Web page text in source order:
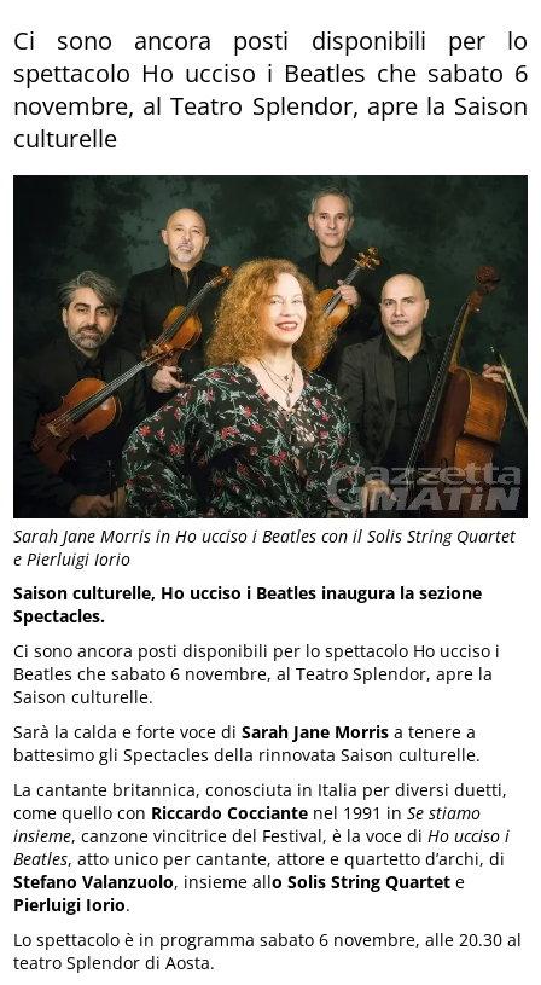
Sarah Jane Morris in Ho ucciso i Beatles con il Solis String Quartet
e Pierluigi Iorio
Ci sono ancora posti disponibili per lo
spettacolo Ho ucciso i Beatles che sabato 6
novembre, al Teatro Splendor, apre la Saison
culturelle
Saison culturelle, Ho ucciso i Beatles inaugura la sezione
Spectacles.
Ci sono ancora posti disponibili per lo spettacolo Ho ucciso i
Beatles che sabato 6 novembre, al Teatro Splendor, apre la
Saison culturelle.
Sarà la calda e forte voce diSarah Jane Morris a tenere a
battesimo gli Spectacles della rinnovata Saison culturelle.
La cantante britannica, conosciuta in Italia per diversi duetti,
come quello con Riccardo Cocciante nel 1991 inSe stiamo
insieme, canzone vincitrice del Festival, è la voce di Ho ucciso i
Beatles, atto unico per cantante, attore e quartetto d’archi, di
Stefano Valanzuolo, insieme allo Solis String Quartet e
Pierluigi Iorio.
Lo spettacolo è in programma sabato 6 novembre, alle 20.30 al
teatro Splendor di Aosta.